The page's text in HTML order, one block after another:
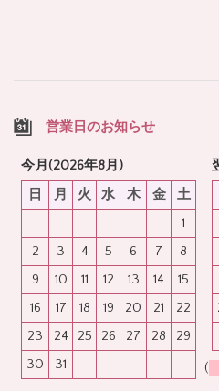
営業日のお知らせ
今月(2026年8月)
日
月 火 水 木 金
土
1
2
3 4 5 6 7
8
9
10 11 12 13 14
15
16
17 18 19 20 21
22
23
24 25 26 27 28
29
30
31 (